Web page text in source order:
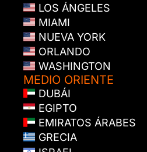
LOS ÁNGELES
MIAMI
NUEVA YORK
ORLANDO
WASHINGTON
MEDIO ORIENTE
DUBÁI
EGIPTO
EMIRATOS ÁRABES
GRECIA